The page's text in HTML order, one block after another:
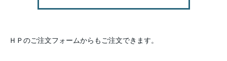
ＨＰのご注文フォームからもご注文できます。